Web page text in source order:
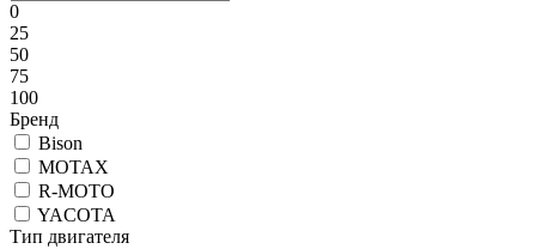
0
25
50
75
100
Бренд
Bison
MOTAX
R-MOTO
YACOTA
Тип двигателя